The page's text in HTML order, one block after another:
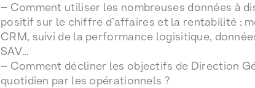
– Comment utiliser les nombreuses données à
positif sur le chiffre d’affaires et la rentabilité :
CRM, suivi de la performance logisitique,
SAV…
– Comment décliner les objectifs de Direction
quotidien par les opérationnels ?